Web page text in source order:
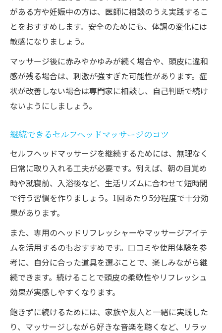
がある方や妊娠中の方は、医師に相談のうえ実践するこ
とをおすすめします。安全のためにも、体調の変化には
敏感になりましょう。
マッサージ後に赤みやかゆみが続く場合や、頭皮に違和
感が残る場合は、刺激が強すぎた可能性があります。症
状が改善しない場合は専門家に相談し、自己判断で続け
ないようにしましょう。
継続できるセルフヘッドマッサージのコツ
セルフヘッドマッサージを継続するためには、無理なく
日常に取り入れる工夫が必要です。例えば、朝の目覚め
時や就寝前、入浴後など、生活リズムに合わせて短時間
で行う習慣を作りましょう。1回あたり5分程度で十分効
果があります。
また、専用のヘッドリフレッシャーやマッサージアイテ
ムを活用するのもおすすめです。口コミや使用体験を参
考に、自分に合った道具を選ぶことで、楽しみながら継
続できます。続けることで頭皮の柔軟性やリフレッシュ
効果が実感しやすくなります。
飽きずに続けるためには、家族や友人と一緒に実践した
り、マッサージしながら好きな音楽を聴くなど、リラッ